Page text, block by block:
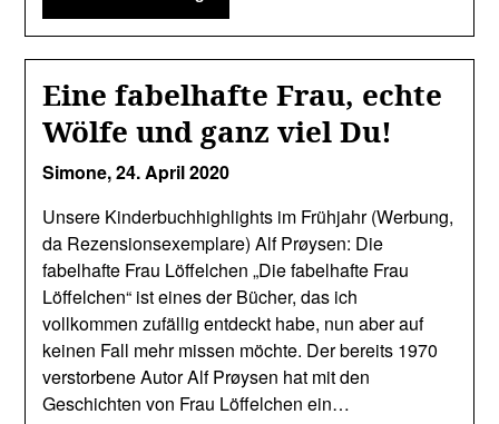
Eine fabelhafte Frau, echte
Wölfe und ganz viel Du!
Simone,24. April 2020
Unsere Kinderbuchhighlights im Frühjahr (Werbung,
da Rezensionsexemplare) Alf Prøysen: Die
fabelhafte Frau Löffelchen „Die fabelhafte Frau
Löffelchen“ ist eines der Bücher, das ich
vollkommen zufällig entdeckt habe, nun aber auf
keinen Fall mehr missen möchte. Der bereits 1970
verstorbene Autor Alf Prøysen hat mit den
Geschichten von Frau Löffelchen ein…